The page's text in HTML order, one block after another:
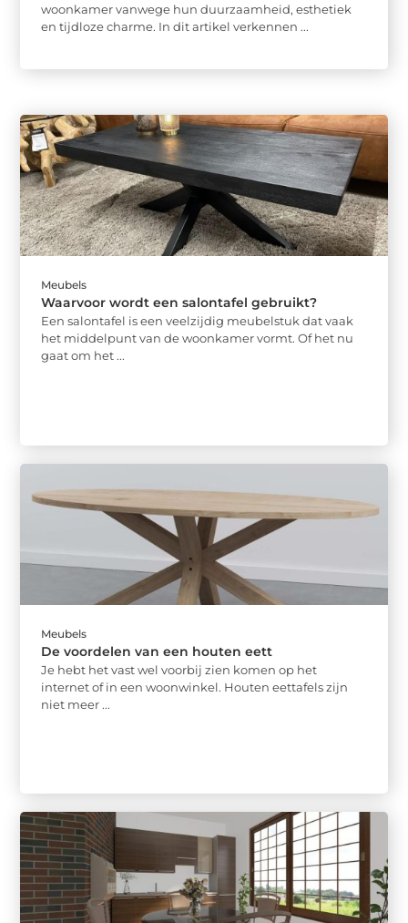
woonkamer vanwege hun duurzaamheid, esthetiek
en tijdloze charme. In dit artikel verkennen ...
Meubels
Waarvoor wordt een salontafel gebruikt?
Een salontafel is een veelzijdig meubelstuk dat vaak
het middelpunt van de woonkamer vormt. Of het nu
gaat om het ...
Meubels
De voordelen van een houten eett
Je hebt het vast wel voorbij zien komen op het
internet of in een woonwinkel. Houten eettafels zijn
niet meer ...